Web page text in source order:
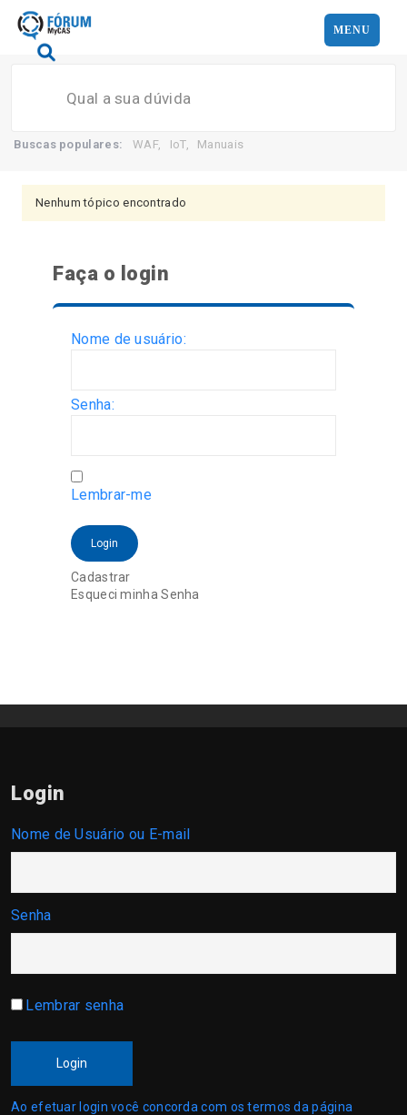
MENU
Buscas populares: WAF, IoT, Manuais
Nenhum tópico encontrado
Faça o login
Nome de usuário:
Senha:
Lembrar-me
Login
Cadastrar
Esqueci minha Senha
Login
Nome de Usuário ou E-mail
Senha
Lembrar senha
Login
Ao efetuar login você concorda com os termos da página